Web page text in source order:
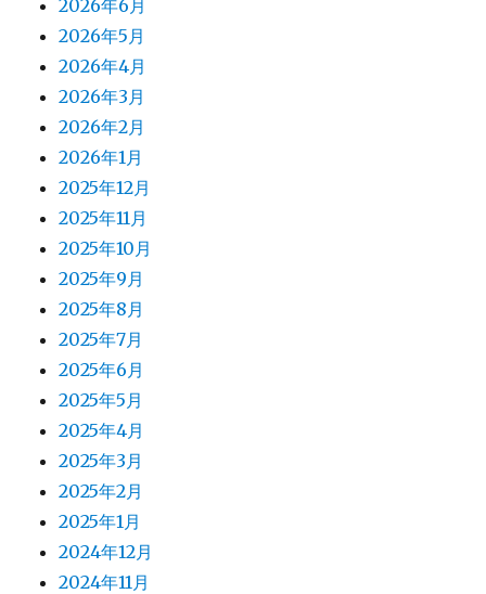
2026年6月
2026年5月
2026年4月
2026年3月
2026年2月
2026年1月
2025年12月
2025年11月
2025年10月
2025年9月
2025年8月
2025年7月
2025年6月
2025年5月
2025年4月
2025年3月
2025年2月
2025年1月
2024年12月
2024年11月